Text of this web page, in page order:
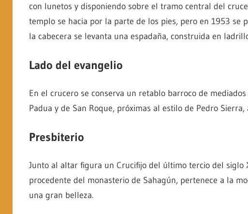
con lunetos y disponiendo sobre el tramo central del
templo se hacia por la parte de los pies, pero en 1953 se
la cabecera se levanta una espadaña, construida en
Lado del evangelio
En el crucero se conserva un retablo barroco de
Padua y de San Roque, próximas al estilo de Pedro
Presbiterio
Junto al altar figura un Crucifijo del último tercio del siglo
procedente del monasterio de Sahagún, pertenece a la
una gran belleza.